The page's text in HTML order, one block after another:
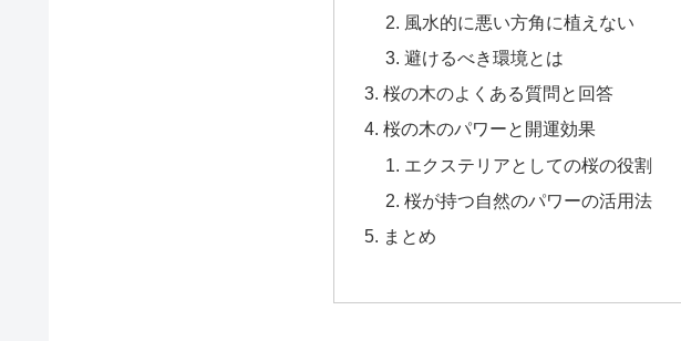
風水的に悪い方角に植えない
避けるべき環境とは
桜の木のよくある質問と回答
桜の木のパワーと開運効果
エクステリアとしての桜の役割
桜が持つ自然のパワーの活用法
まとめ